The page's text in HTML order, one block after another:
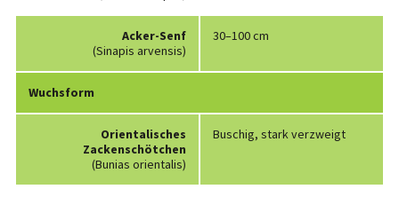
Acker-Senf
(Sinapis arvensis)
30–100 cm
Wuchsform
Orientalisches
Zackenschötchen
(Bunias orientalis)
Buschig, stark verzweigt